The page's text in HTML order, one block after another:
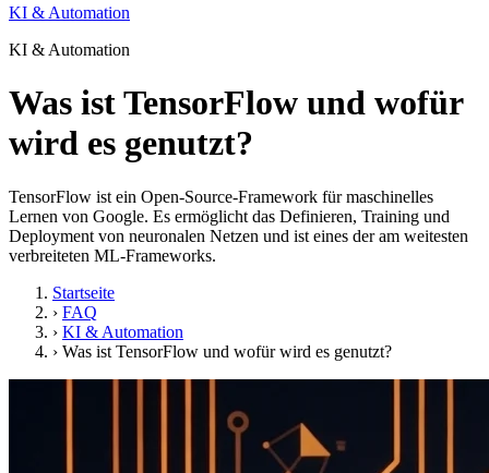
KI & Automation
KI & Automation
Was ist TensorFlow und wofür
wird es genutzt?
TensorFlow ist ein Open-Source-Framework für maschinelles
Lernen von Google. Es ermöglicht das Definieren, Training und
Deployment von neuronalen Netzen und ist eines der am weitesten
verbreiteten ML-Frameworks.
Startseite
› FAQ
› KI & Automation
› Was ist TensorFlow und wofür wird es genutzt?